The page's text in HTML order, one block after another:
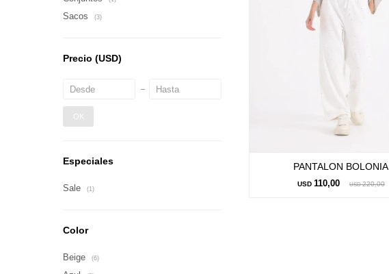
PANTALON BOLONIA
USD 110,00 USD 220,00
Sacos (3)
Precio (USD)
OK
Especiales
Sale (1)
Color
Beige (6)